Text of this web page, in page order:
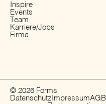
Inspire
Events
Team
Karriere/Jobs
Firma
© 2026 Forms
Datenschutz ImpressumAGB